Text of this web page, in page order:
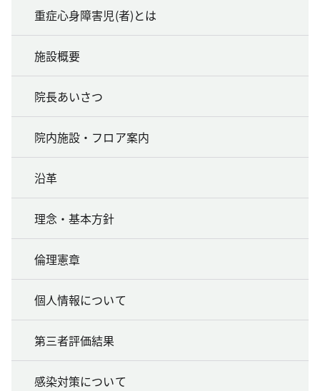
重症心身障害児(者)とは
施設概要
院長あいさつ
院内施設・フロア案内
沿革
理念・基本方針
倫理憲章
個人情報について
第三者評価結果
感染対策について